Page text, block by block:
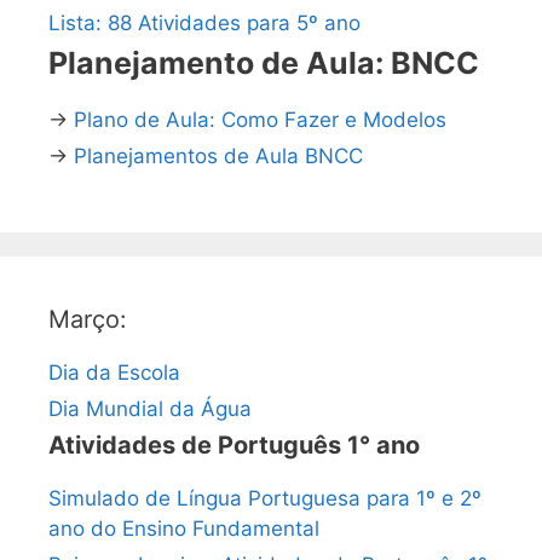
Lista: 88 Atividades para 5º ano
Planejamento de Aula: BNCC
→ Plano de Aula: Como Fazer e Modelos
→ Planejamentos de Aula BNCC
Março:
Dia da Escola
Dia Mundial da Água
Atividades de Português 1° ano
Simulado de Língua Portuguesa para 1º e 2º
ano do Ensino Fundamental